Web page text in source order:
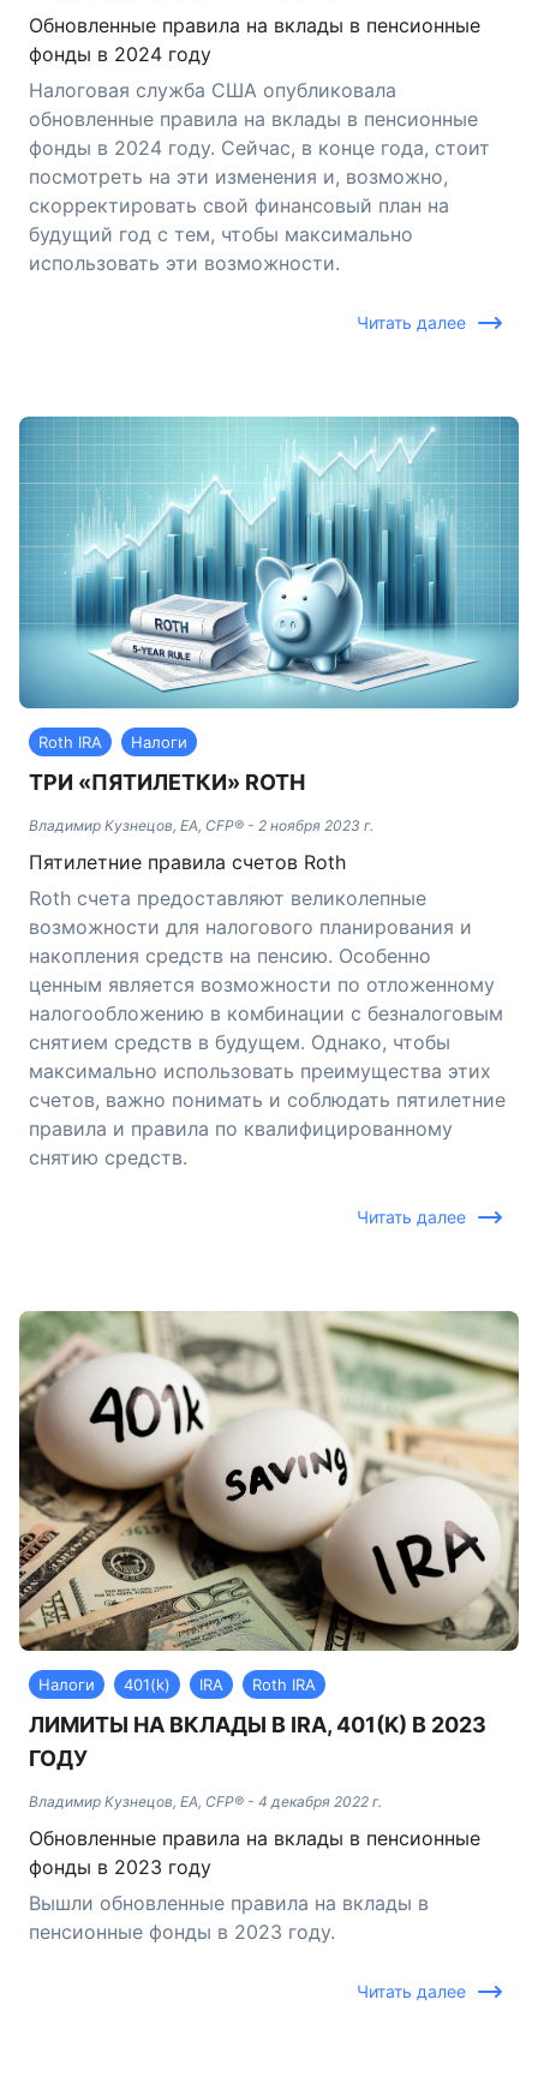
Обновленные правила на вклады в пенсионные
фонды в 2024 году
Налоговая служба США опубликовала
обновленные правила на вклады в пенсионные
фонды в 2024 году. Сейчас, в конце года, стоит
посмотреть на эти изменения и, возможно,
скорректировать свой финансовый план на
будущий год с тем, чтобы максимально
использовать эти возможности.
Читать далее
Roth IRA Налоги
ТРИ «ПЯТИЛЕТКИ» ROTH
Владимир Кузнецов, EA, CFP® - 2 ноября 2023 г.
Пятилетние правила счетов Roth
Roth счета предоставляют великолепные
возможности для налогового планирования и
накопления средств на пенсию. Особенно
ценным является возможности по отложенному
налогообложению в комбинации с безналоговым
снятием средств в будущем. Однако, чтобы
максимально использовать преимущества этих
счетов, важно понимать и соблюдать пятилетние
правила и правила по квалифицированному
снятию средств.
Читать далее
Налоги 401(k) IRA Roth IRA
ЛИМИТЫ НА ВКЛАДЫ В IRA, 401(K) В 2023
ГОДУ
Владимир Кузнецов, EA, CFP® - 4 декабря 2022 г.
Обновленные правила на вклады в пенсионные
фонды в 2023 году
Вышли обновленные правила на вклады в
пенсионные фонды в 2023 году.
Читать далее